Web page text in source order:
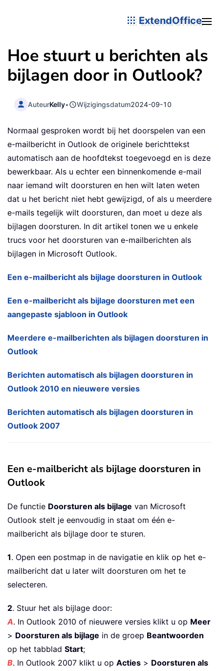
ExtendOffice
Hoe stuurt u berichten als
bijlagen door in Outlook?
AuteurKelly• Wijzigingsdatum2024-09-10
Normaal gesproken wordt bij het doorspelen van een
e-mailbericht in Outlook de originele berichttekst
automatisch aan de hoofdtekst toegevoegd en is deze
bewerkbaar. Als u echter een binnenkomende e-mail
naar iemand wilt doorsturen en hen wilt laten weten
dat u het bericht niet hebt gewijzigd, of als u meerdere
e-mails tegelijk wilt doorsturen, dan moet u deze als
bijlagen doorsturen. In dit artikel tonen we u enkele
trucs voor het doorsturen van e-mailberichten als
bijlagen in Microsoft Outlook.
Een e-mailbericht als bijlage doorsturen in Outlook
Een e-mailbericht als bijlage doorsturen met een
aangepaste sjabloon in Outlook
Meerdere e-mailberichten als bijlagen doorsturen in
Outlook
Berichten automatisch als bijlagen doorsturen in
Outlook 2010 en nieuwere versies
Berichten automatisch als bijlagen doorsturen in
Outlook 2007
Een e-mailbericht als bijlage doorsturen in
Outlook
De functie Doorsturen als bijlage van Microsoft
Outlook stelt je eenvoudig in staat om één e-
mailbericht als bijlage door te sturen.
1. Open een postmap in de navigatie en klik op het e-
mailbericht dat u later wilt doorsturen om het te
selecteren.
2. Stuur het als bijlage door:
A. In Outlook 2010 of nieuwere versies klikt u op Meer
> Doorsturen als bijlage in de groep Beantwoorden
op het tabblad Start;
B. In Outlook 2007 klikt u op Acties > Doorsturen als